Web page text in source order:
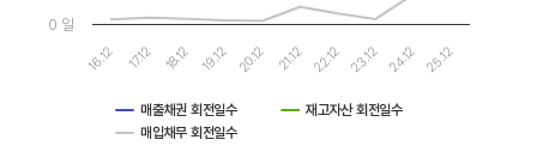
매출채권 회전일수
재고자산 회전일수
매입채무 회전일수
16.12 17.12 18.12 19.12 20.12 21.12 22.12 23.12 24.12 25.12
0 일